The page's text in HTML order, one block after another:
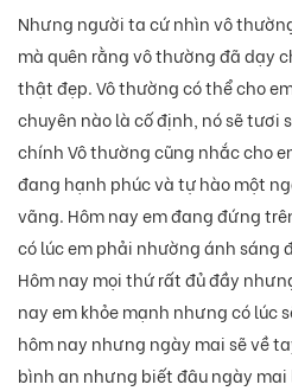
Nhưng người ta cứ nhìn vô
mà quên rằng vô thường đã dạy
thật đẹp. Vô thường có thể cho
chuyên nào là cố định, nó sẽ tươi
chính Vô thường cũng nhắc cho
đang hạnh phúc và tự hào một
vãng. Hôm nay em đang đứng
có lúc em phải nhường ánh sáng
Hôm nay mọi thứ rất đủ đầy
nay em khỏe mạnh nhưng có lúc
hôm nay nhưng ngày mai sẽ về
bình an nhưng biết đâu ngày